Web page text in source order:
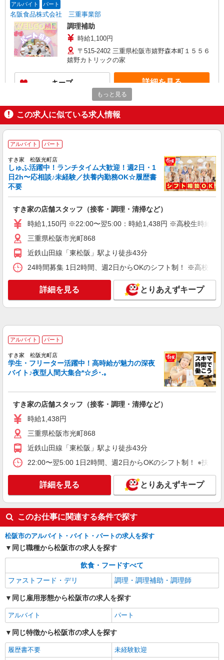
アルバイト パート
名阪食品株式会社 三重事業部
調理補助
時給1,100円
〒515-2402 三重県松阪市嬉野森本町１５５６
嬉野カトリックの家
キープ 詳細を見る
正社員
名阪食品株式会社 三重事業部
調理師（障がい者福祉施設の調理業務）
三重県松阪市嬉野森本町1556 嬉野カトリック
の家
詳細を見る
もっと見る
この求人に似ている求人情報
アルバイト パート
すき家 松阪光町店
しゅふ活躍中！ランチタイム大歓迎！週2日・1
日2h〜応相談♪未経験／扶養内勤務OK☆履歴書
不要
すき家の店舗スタッフ（接客・調理・清掃など）
時給1,150円 ※22:00〜翌5:00：時給1,438円 ※高校生時給
三重県松阪市光町868
近鉄山田線「東松阪」駅より徒歩43分
24時間募集 1日2時間、週2日からOKのシフト制！ ※高校生
詳細を見る とりあえずキープ
アルバイト パート
すき家 松阪光町店
学生・フリーター活躍中！高時給が魅力の深夜
バイト♪夜型人間大集合*☆彡･.｡
すき家の店舗スタッフ（接客・調理・清掃など）
時給1,438円
三重県松阪市光町868
近鉄山田線「東松阪」駅より徒歩43分
22:00〜翌5:00 1日2時間、週2日からOKのシフト制！ ●扶養
詳細を見る とりあえずキープ
このお仕事に関連する条件で探す
松阪市のアルバイト・バイト・パートの求人を探す
同じ職種から松阪市の求人を探す
飲食・フードすべて
ファストフード・デリ
調理・調理補助・調理師
同じ雇用形態から松阪市の求人を探す
アルバイト パート
同じ特徴から松阪市の求人を探す
履歴書不要
未経験歓迎